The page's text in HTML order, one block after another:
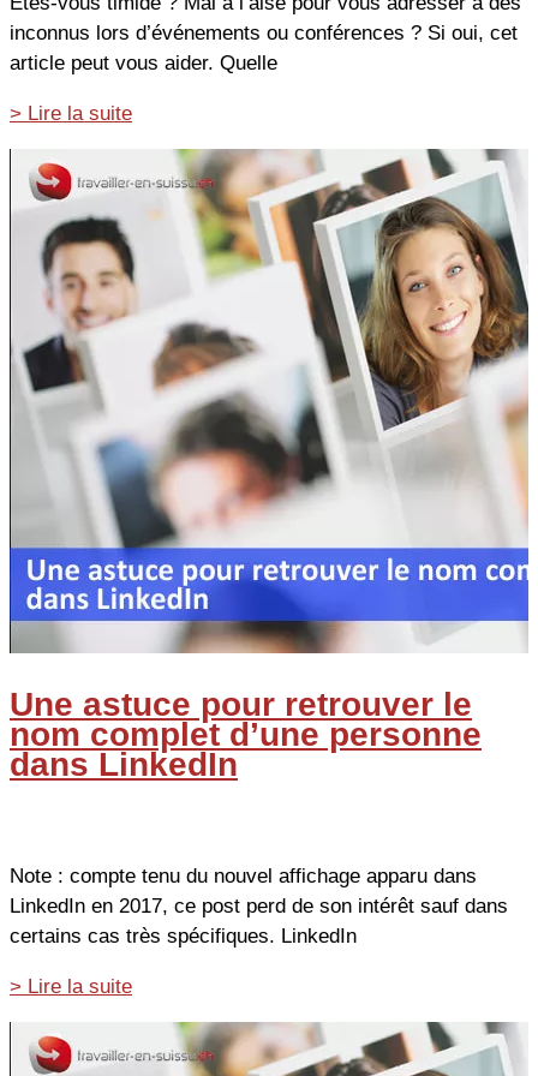
inconnus lors d’événements ou conférences ? Si oui, cet
article peut vous aider. Quelle
Facilitez
réseautage
offline
avec
nouveaux
LinkedIn®
> Lire la suite
Une astuce pour retrouver le
nom complet d’une personne
dans LinkedIn
Note : compte tenu du nouvel affichage apparu dans
LinkedIn en 2017, ce post perd de son intérêt sauf dans
certains cas très spécifiques. LinkedIn
Une
pour
> Lire la suite